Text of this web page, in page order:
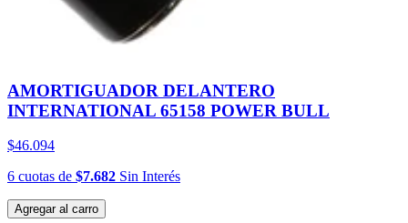
AMORTIGUADOR DELANTERO
INTERNATIONAL 65158 POWER BULL
$46.094
6 cuotas de $7.682 Sin Interés
Agregar al carro